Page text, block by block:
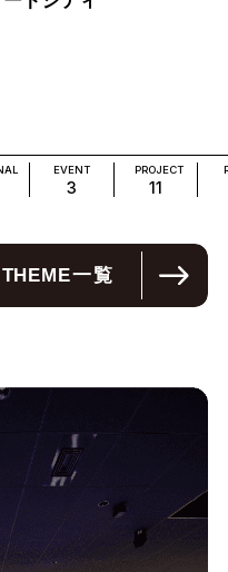
EVENT
3
PROJECT
11
THEME一覧